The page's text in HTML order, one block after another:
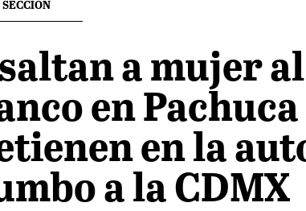
SECCION
a mujer
en
en la
a la CDMX